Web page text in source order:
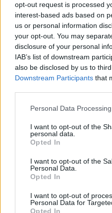
opt-out request is processed
interest-based ads based on
us or personal information
your opt-out. You may
disclosure of your personal
IAB’s list of downstream
also be disclosed by us to
Downstream Participants that
Please note that this website/
not limited to your visit or
grant or deny consent to
use your data for below
consent section.
Personal Data
I want to opt-out of the
personal data.
Opted In
I want to opt-out of the
Personal Data.
Opted In
I want to opt-out of
Personal Data for
Opted In
2015. február 12.
Nemsokára itt van a
ünnepeljünk, jusson
még sok-sok évig. Jusson
mindannyiunknak,
Jusson…